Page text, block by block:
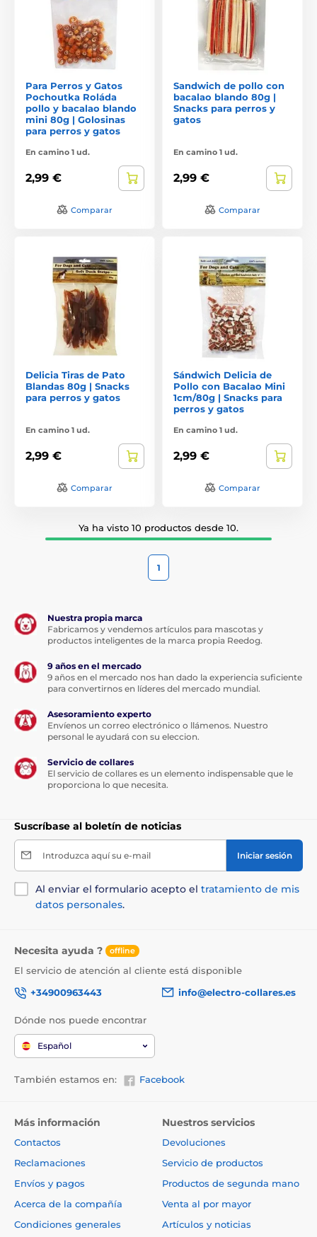
Para Perros y Gatos
Pochoutka Roláda
pollo y bacalao blando
mini 80g | Golosinas
para perros y gatos
En camino 1 ud.
2,99 €
Comparar
Sandwich de pollo con
bacalao blando 80g |
Snacks para perros y
gatos
En camino 1 ud.
2,99 €
Comparar
Delicia Tiras de Pato
Blandas 80g | Snacks
para perros y gatos
En camino 1 ud.
2,99 €
Comparar
Sándwich Delicia de
Pollo con Bacalao Mini
1cm/80g | Snacks para
perros y gatos
En camino 1 ud.
2,99 €
Comparar
Ya ha visto 10 productos desde 10.
1
Nuestra propia marca
Fabricamos y vendemos artículos para mascotas y
productos inteligentes de la marca propia Reedog.
9 años en el mercado
9 años en el mercado nos han dado la experiencia suficiente
para convertirnos en líderes del mercado mundial.
Asesoramiento experto
Envíenos un correo electrónico o llámenos. Nuestro
personal le ayudará con su eleccion.
Servicio de collares
El servicio de collares es un elemento indispensable que le
proporciona lo que necesita.
Suscríbase al boletín de noticias
Introduzca aquí su e-mail Iniciar sesión
Al enviar el formulario acepto el tratamiento de mis
datos personales.
Necesita ayuda ? offline
El servicio de atención al cliente está disponible
+34900963443
info@electro-collares.es
Dónde nos puede encontrar
Español
También estamos en: Facebook
Más información
Contactos
Reclamaciones
Envíos y pagos
Acerca de la compañía
Condiciones generales
Nuestros servicios
Devoluciones
Servicio de productos
Productos de segunda mano
Venta al por mayor
Artículos y noticias